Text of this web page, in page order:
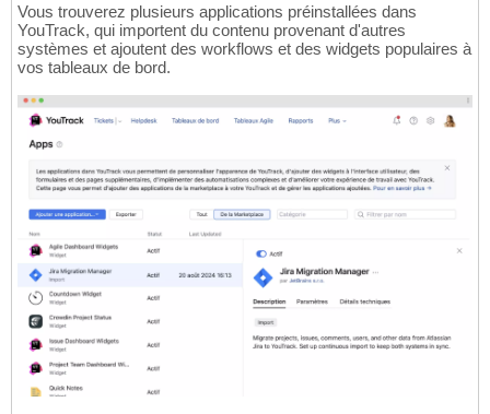
Vous trouverez plusieurs applications préinstallées dans
YouTrack, qui importent du contenu provenant d'autres
systèmes et ajoutent des workflows et des widgets populaires à
vos tableaux de bord.